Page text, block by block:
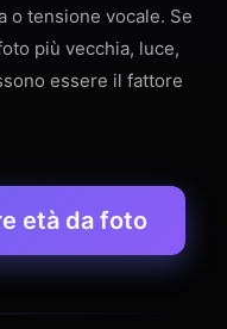
o tensione vocale. Se
più vecchia, luce,
essere il fattore
età da foto